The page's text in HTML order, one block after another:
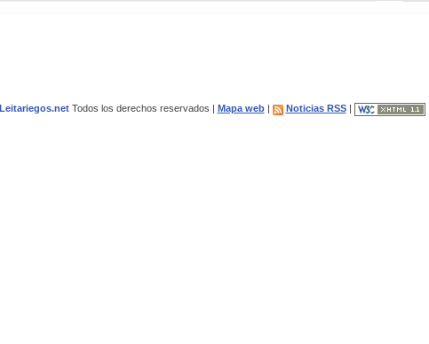
Leitariegos.netTodos los derechos reservados | Mapa web| Noticias RSS|